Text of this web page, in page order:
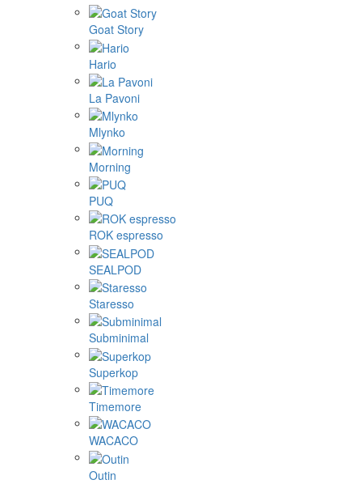
Goat Story
Hario
La Pavoni
Mlynko
Morning
PUQ
ROK espresso
SEALPOD
Staresso
Subminimal
Superkop
Timemore
WACACO
Outin